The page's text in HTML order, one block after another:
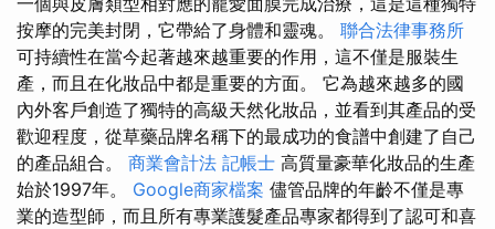
按摩的完美封閉，它帶給了身體和靈魂。 聯合法律事務所
可持續性在當今起著越來越重要的作用，這不僅是服裝生
產，而且在化妝品中都是重要的方面。 它為越來越多的國
內外客戶創造了獨特的高級天然化妝品，並看到其產品的受
歡迎程度，從草藥品牌名稱下的最成功的食譜中創建了自己
的產品組合。 商業會計法 記帳士 高質量豪華化妝品的生產
始於1997年。 Google商家檔案 儘管品牌的年齡不僅是專
業的造型師，而且所有專業護髮產品專家都得到了認可和喜